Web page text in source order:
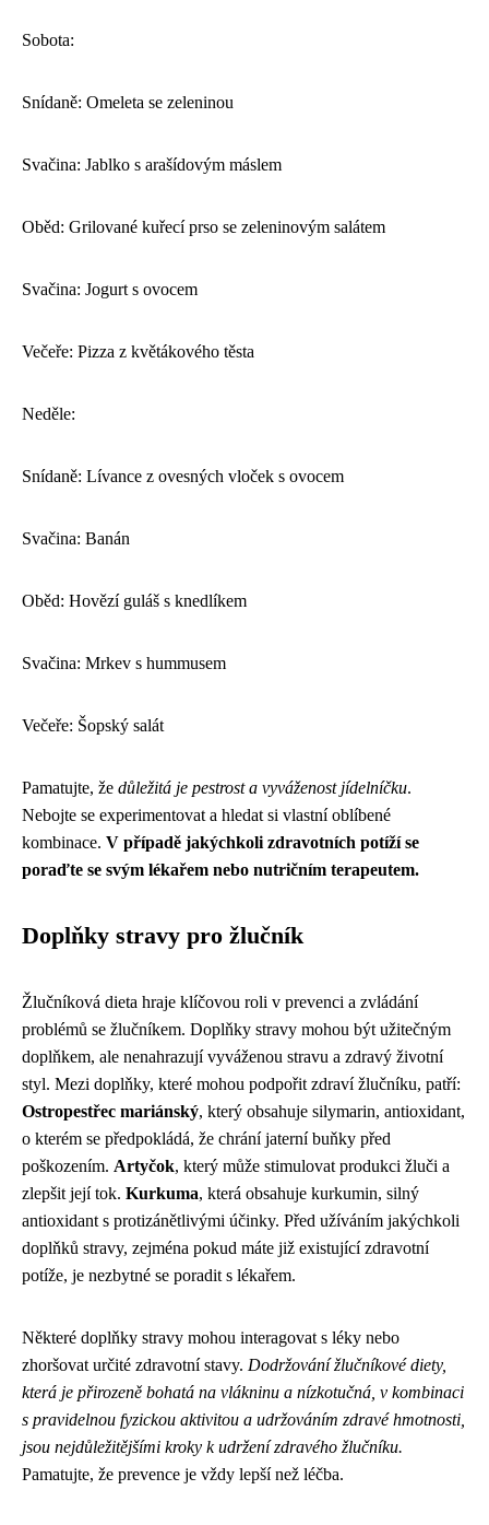
Sobota:
Snídaně: Omeleta se zeleninou
Svačina: Jablko s arašídovým máslem
Oběd: Grilované kuřecí prso se zeleninovým salátem
Svačina: Jogurt s ovocem
Večeře: Pizza z květákového těsta
Neděle:
Snídaně: Lívance z ovesných vloček s ovocem
Svačina: Banán
Oběd: Hovězí guláš s knedlíkem
Svačina: Mrkev s hummusem
Večeře: Šopský salát
Pamatujte, že důležitá je pestrost a vyváženost jídelníčku.
Nebojte se experimentovat a hledat si vlastní oblíbené
kombinace. V případě jakýchkoli zdravotních potíží se
poraďte se svým lékařem nebo nutričním terapeutem.
Doplňky stravy pro žlučník
Žlučníková dieta hraje klíčovou roli v prevenci a zvládání
problémů se žlučníkem. Doplňky stravy mohou být užitečným
doplňkem, ale nenahrazují vyváženou stravu a zdravý životní
styl. Mezi doplňky, které mohou podpořit zdraví žlučníku, patří:
Ostropestřec mariánský, který obsahuje silymarin, antioxidant,
o kterém se předpokládá, že chrání jaterní buňky před
poškozením. Artyčok, který může stimulovat produkci žluči a
zlepšit její tok. Kurkuma, která obsahuje kurkumin, silný
antioxidant s protizánětlivými účinky. Před užíváním jakýchkoli
doplňků stravy, zejména pokud máte již existující zdravotní
potíže, je nezbytné se poradit s lékařem.
Některé doplňky stravy mohou interagovat s léky nebo
zhoršovat určité zdravotní stavy. Dodržování žlučníkové diety,
která je přirozeně bohatá na vlákninu a nízkotučná, v kombinaci
s pravidelnou fyzickou aktivitou a udržováním zdravé hmotnosti,
jsou nejdůležitějšími kroky k udržení zdravého žlučníku.
Pamatujte, že prevence je vždy lepší než léčba.